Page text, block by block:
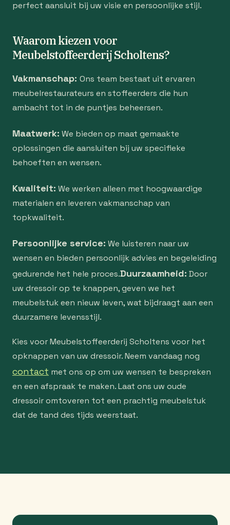
perfect aansluit bij uw visie en persoonlijke stijl.
Waarom kiezen voor
Meubelstoffeerderij Scholtens?
Vakmanschap: Ons team bestaat uit ervaren
meubelrestaurateurs en stoffeerders die hun
ambacht tot in de puntjes beheersen.
Maatwerk: We bieden op maat gemaakte
oplossingen die aansluiten bij uw specifieke
behoeften en wensen.
Kwaliteit: We werken alleen met hoogwaardige
materialen en leveren vakmanschap van
topkwaliteit.
Persoonlijke service: We luisteren naar uw
wensen en bieden persoonlijk advies en begeleiding
gedurende het hele proces.Duurzaamheid: Door
uw dressoir op te knappen, geven we het
meubelstuk een nieuw leven, wat bijdraagt aan een
duurzamere levensstijl.
Kies voor Meubelstoffeerderij Scholtens voor het
opknappen van uw dressoir. Neem vandaag nog
contact met ons op om uw wensen te bespreken
en een afspraak te maken. Laat ons uw oude
dressoir omtoveren tot een prachtig meubelstuk
dat de tand des tijds weerstaat.